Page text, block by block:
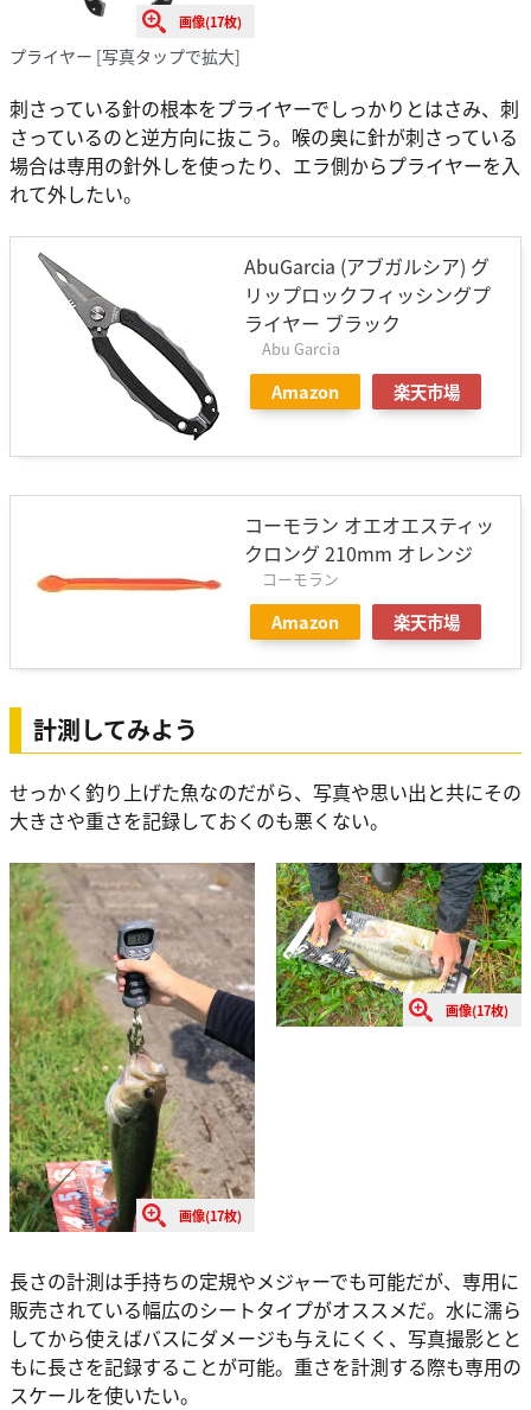
画像(17枚)
プライヤー [写真タップで拡大]
刺さっている針の根本をプライヤーでしっかりとはさみ、刺
さっているのと逆方向に抜こう。喉の奥に針が刺さっている
場合は専用の針外しを使ったり、エラ側からプライヤーを入
れて外したい。
AbuGarcia (アブガルシア) グ
リップロックフィッシングプ
ライヤー ブラック
Abu Garcia
Amazon 楽天市場
コーモラン オエオエスティッ
クロング 210mm オレンジ
コーモラン
Amazon 楽天市場
計測してみよう
せっかく釣り上げた魚なのだがら、写真や思い出と共にその
大きさや重さを記録しておくのも悪くない。
画像(17枚)
画像(17枚)
長さの計測は手持ちの定規やメジャーでも可能だが、専用に
販売されている幅広のシートタイプがオススメだ。水に濡ら
してから使えばバスにダメージも与えにくく、写真撮影とと
もに長さを記録することが可能。重さを計測する際も専用の
スケールを使いたい。